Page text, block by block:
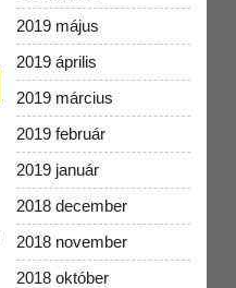
2019 május
2019 április
2019 március
2019 február
2019 január
2018 december
2018 november
2018 október